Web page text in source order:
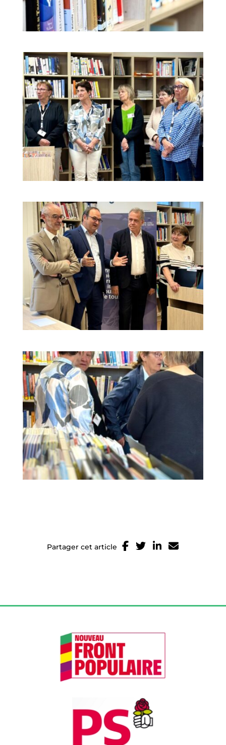
Partager cet article